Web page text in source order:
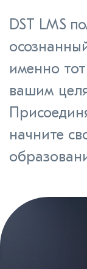
DST LMS
именно
вашим
начните